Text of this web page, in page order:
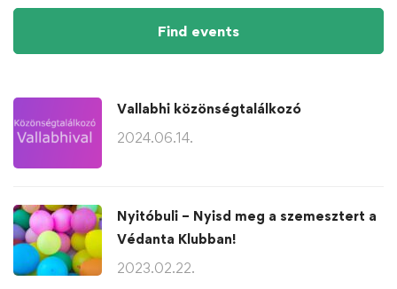
Find events
Vallabhi közönségtalálkozó
2024.06.14.
Nyitóbuli – Nyisd meg a szemesztert a
Védanta Klubban!
2023.02.22.